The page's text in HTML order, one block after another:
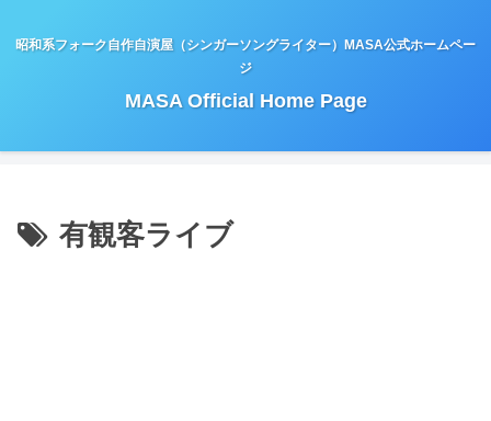
昭和系フォーク自作自演屋（シンガーソングライター）MASA公式ホームペー
ジ
MASA Official Home Page
有観客ライブ